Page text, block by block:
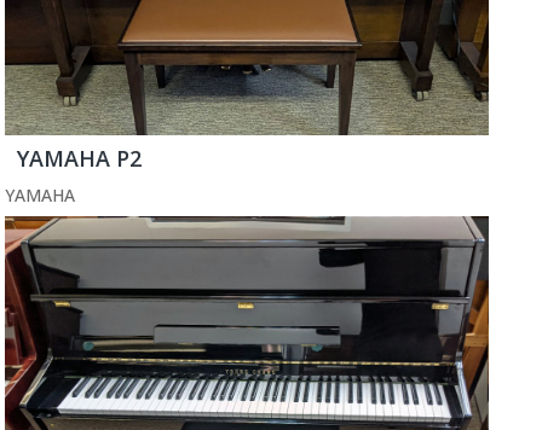
YAMAHA P2
YAMAHA